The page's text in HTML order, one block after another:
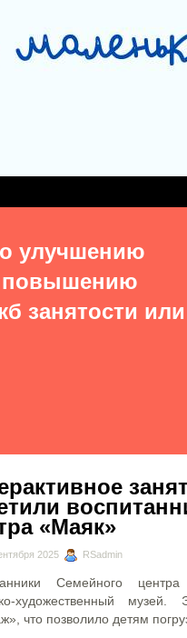
СЛУЖБА СОПРОВОЖДЕНИЯ
ВЫПУСКНИКОВ ИЗ ЧИСЛА
улучшению
повышению
занятости или
«Маяк»
2025 RSadmin
Семейного
художественный
что позволило детям